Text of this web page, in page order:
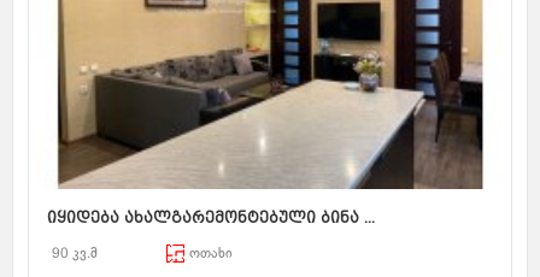
იყიდება ახალგარემონტებული ბინა ...
90 კვ.მ ოთახი